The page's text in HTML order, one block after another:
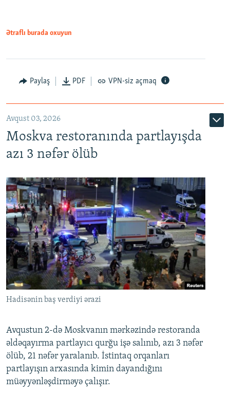
Ətraflı burada oxuyun
Paylaş PDF VPN-siz açmaq
Avqust 03, 2026
Moskva restoranında partlayışda
azı 3 nəfər ölüb
Hadisənin baş verdiyi ərazi
Avqustun 2-də Moskvanın mərkəzində restoranda
əldəqayırma partlayıcı qurğu işə salınıb, azı 3 nəfər
ölüb, 21 nəfər yaralanıb. İstintaq orqanları
partlayışın arxasında kimin dayandığını
müəyyənləşdirməyə çalışır.